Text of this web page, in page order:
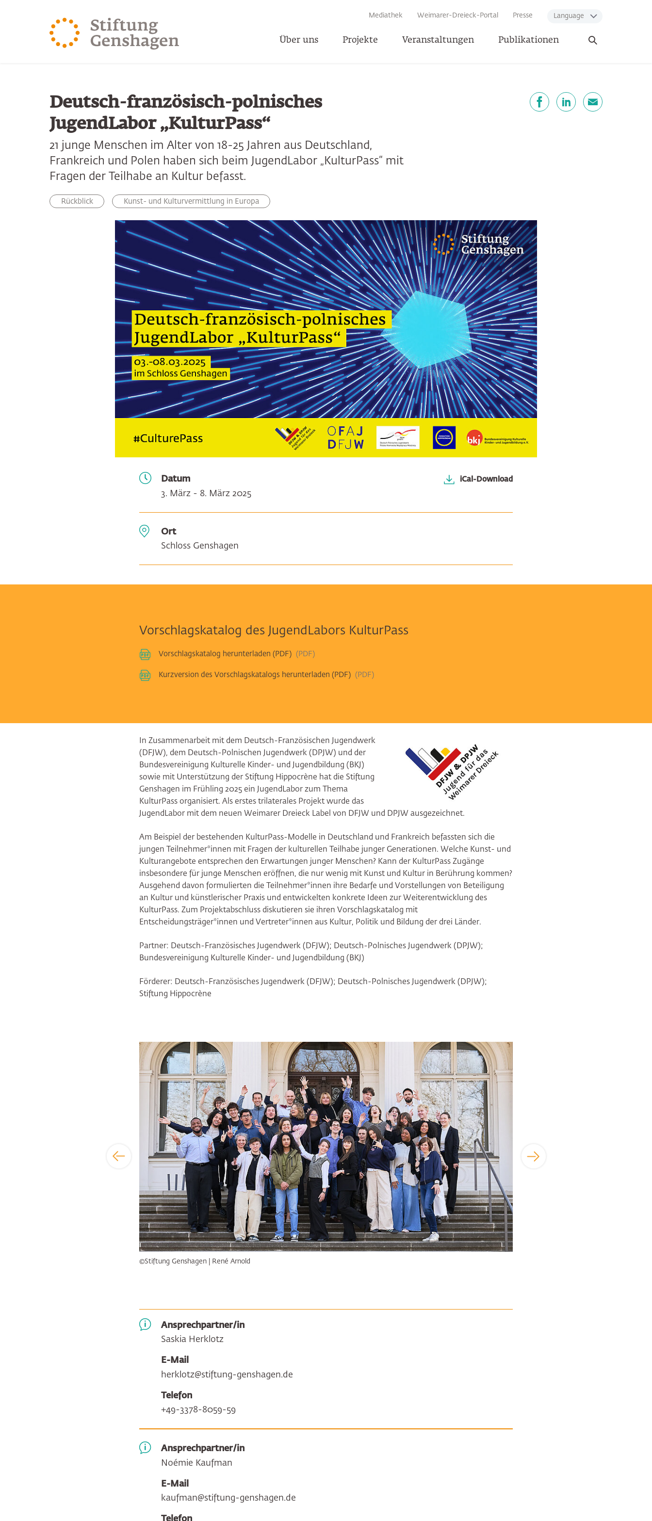
Mediathek Weimarer-Dreieck-Portal Presse Language
Über uns Projekte Veranstaltungen Publikationen
Suche
öffnen
Deutsch-französisch-polnisches
JugendLabor „KulturPass“
21 junge Menschen im Alter von 18-25 Jahren aus Deutschland,
Frankreich und Polen haben sich beim JugendLabor „KulturPass“ mit
Fragen der Teilhabe an Kultur befasst.
Rückblick Kunst- und Kulturvermittlung in Europa
Datum
3. März - 8. März 2025
iCal-Download
Ort
Schloss Genshagen
Vorschlagskatalog des JugendLabors KulturPass
Vorschlagskatalog herunterladen (PDF) PDF
Kurzversion des Vorschlagskatalogs herunterladen (PDF) PDF
In Zusammenarbeit mit dem Deutsch-Französischen Jugendwerk
(DFJW), dem Deutsch-Polnischen Jugendwerk (DPJW) und der
Bundesvereinigung Kulturelle Kinder- und Jugendbildung (BKJ)
sowie mit Unterstützung der Stiftung Hippocrène hat die Stiftung
Genshagen im Frühling 2025 ein JugendLabor zum Thema
KulturPass organisiert. Als erstes trilaterales Projekt wurde das
JugendLabor mit dem neuen Weimarer Dreieck Label von DFJW und DPJW ausgezeichnet.
Am Beispiel der bestehenden KulturPass-Modelle in Deutschland und Frankreich befassten sich die
jungen Teilnehmer*innen mit Fragen der kulturellen Teilhabe junger Generationen. Welche Kunst- und
Kulturangebote entsprechen den Erwartungen junger Menschen? Kann der KulturPass Zugänge
insbesondere für junge Menschen eröffnen, die nur wenig mit Kunst und Kultur in Berührung kommen?
Ausgehend davon formulierten die Teilnehmer*innen ihre Bedarfe und Vorstellungen von Beteiligung
an Kultur und künstlerischer Praxis und entwickelten konkrete Ideen zur Weiterentwicklung des
KulturPass. Zum Projektabschluss diskutieren sie ihren Vorschlagskatalog mit
Entscheidungsträger*innen und Vertreter*innen aus Kultur, Politik und Bildung der drei Länder.
Partner: Deutsch-Französisches Jugendwerk (DFJW); Deutsch-Polnisches Jugendwerk (DPJW);
Bundesvereinigung Kulturelle Kinder- und Jugendbildung (BKJ)
Förderer: Deutsch-Französisches Jugendwerk (DFJW); Deutsch-Polnisches Jugendwerk (DPJW);
Stiftung Hippocrène
Bildergalerie überspringen
©Stiftung Genshagen | René Arnold
Ansprechpartner/in
Saskia Herklotz
E-Mail
herklotz@stiftung-genshagen.de
Telefon
+49-3378-8059-59
Ansprechpartner/in
Noémie Kaufman
E-Mail
kaufman@stiftung-genshagen.de
Telefon